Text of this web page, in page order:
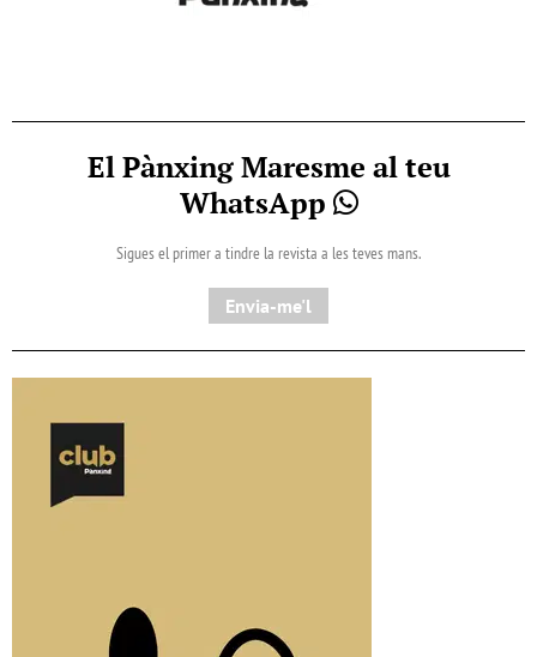
El Pànxing Maresme al teu
WhatsApp
Sigues el primer a tindre la revista a les teves mans.
Envia-me'l